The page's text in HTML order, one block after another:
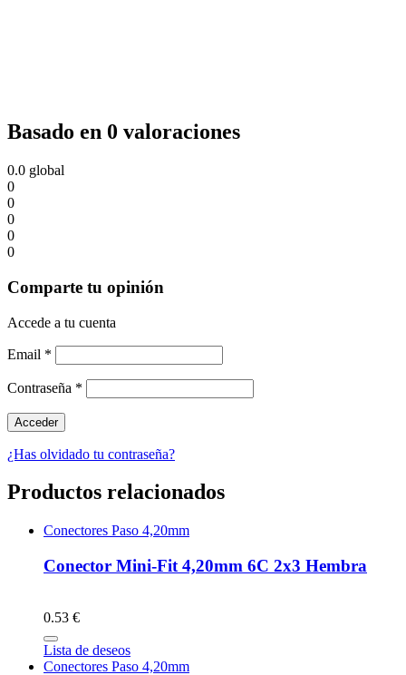
Basado en 0 valoraciones
0.0 global
0
0
0
0
0
Comparte tu opinión
Accede a tu cuenta
Email *
Contraseña *
¿Has olvidado tu contraseña?
Productos relacionados
Conectores Paso 4,20mm
Conector Mini-Fit 4,20mm 6C 2x3 Hembra
0.53 €
Lista de deseos
Conectores Paso 4,20mm